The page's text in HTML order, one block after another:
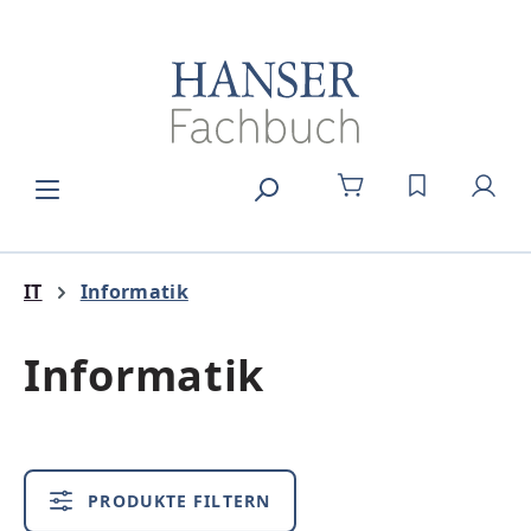
DU HAST 0
IT Informatik
Informatik
PRODUKTE FILTERN